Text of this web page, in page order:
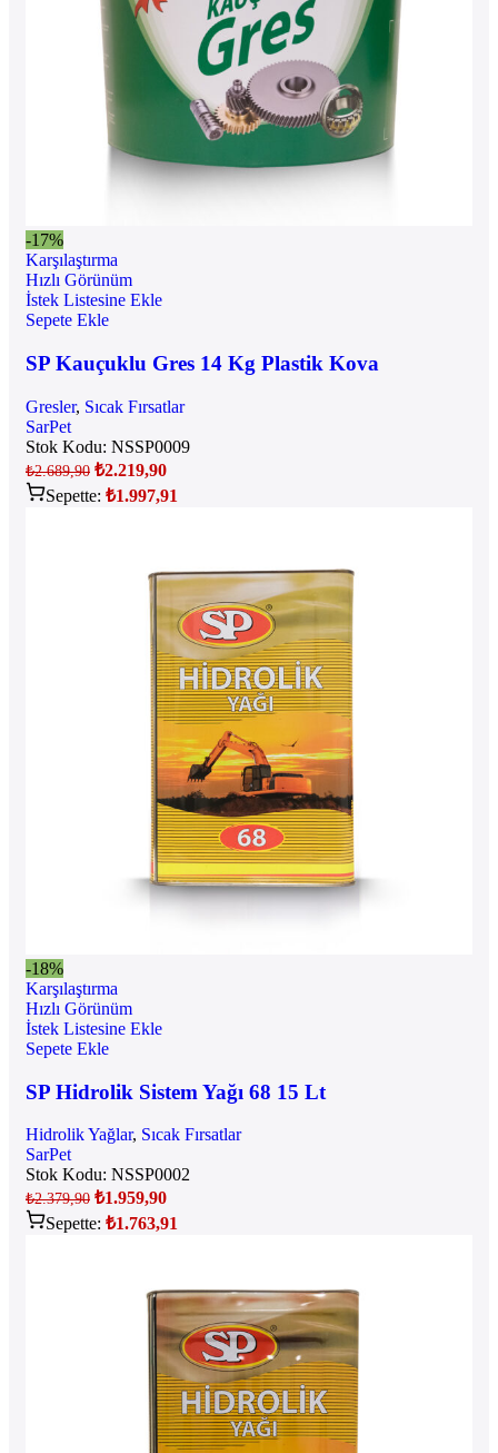
-17%
Karşılaştırma
Hızlı Görünüm
İstek Listesine Ekle
Sepete Ekle
SP Kauçuklu Gres 14 Kg Plastik Kova
Gresler, Sıcak Fırsatlar
SarPet
Stok Kodu: NSSP0009
₺2.689,90 ₺2.219,90
Sepette: ₺1.997,91
-18%
Karşılaştırma
Hızlı Görünüm
İstek Listesine Ekle
Sepete Ekle
SP Hidrolik Sistem Yağı 68 15 Lt
Hidrolik Yağlar, Sıcak Fırsatlar
SarPet
Stok Kodu: NSSP0002
₺2.379,90 ₺1.959,90
Sepette: ₺1.763,91